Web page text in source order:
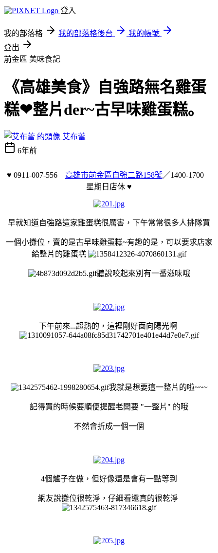
登入
我的部落格 我的部落格後台
我的帳號
登出
前金區 美味食記
《高雄美食》自強路無名雞蛋
糕❤整片der~古早味雞蛋糕｡
艾布蕾
6年前
♥ 0911-007-556 高雄市前金區自強二路158號／1400-1700
星期日店休 ♥
早就知道自強路這家雞蛋糕很厲害，下午常常很多人排隊買
一個小攤位，賣的是古早味雞蛋糕~有趣的是，可以要求店家
給整片的雞蛋糕
聽說咬起來別有一番滋味哦
下午前來...超熱的，這裡剛好面向陽光啊
我就是想要這一整片的啦~~~
記得買的時候要順便提醒老闆要 "一整片" 的哦
不然會折成一個一個
4個爐子在做，但好像還是會有一點等到
網友說攤位很乾淨，仔細看還真的很乾淨